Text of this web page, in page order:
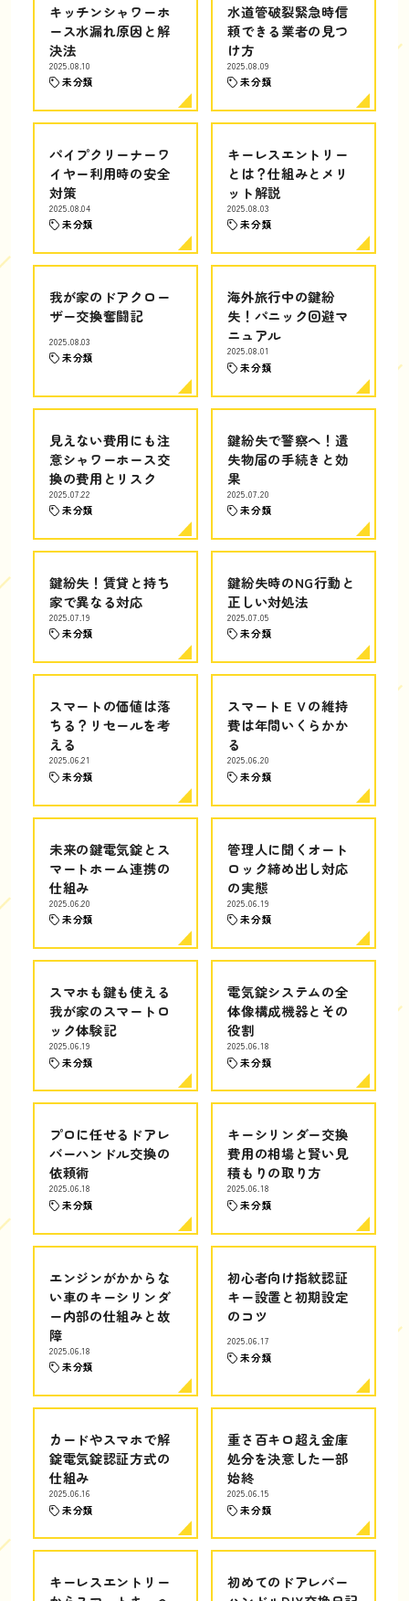
キッチンシャワーホ
ース水漏れ原因と解
決法
2025.08.10
未分類
水道管破裂緊急時信
頼できる業者の見つ
け方
2025.08.09
未分類
パイプクリーナーワ
イヤー利用時の安全
対策
2025.08.04
未分類
キーレスエントリー
とは？仕組みとメリ
ット解説
2025.08.03
未分類
我が家のドアクロー
ザー交換奮闘記
2025.08.03
未分類
海外旅行中の鍵紛
失！パニック回避マ
ニュアル
2025.08.01
未分類
見えない費用にも注
意シャワーホース交
換の費用とリスク
2025.07.22
未分類
鍵紛失で警察へ！遺
失物届の手続きと効
果
2025.07.20
未分類
鍵紛失！賃貸と持ち
家で異なる対応
2025.07.19
未分類
鍵紛失時のNG行動と
正しい対処法
2025.07.05
未分類
スマートの価値は落
ちる？リセールを考
える
2025.06.21
未分類
スマートＥＶの維持
費は年間いくらかか
る
2025.06.20
未分類
未来の鍵電気錠とス
マートホーム連携の
仕組み
2025.06.20
未分類
管理人に聞くオート
ロック締め出し対応
の実態
2025.06.19
未分類
スマホも鍵も使える
我が家のスマートロ
ック体験記
2025.06.19
未分類
電気錠システムの全
体像構成機器とその
役割
2025.06.18
未分類
プロに任せるドアレ
バーハンドル交換の
依頼術
2025.06.18
未分類
キーシリンダー交換
費用の相場と賢い見
積もりの取り方
2025.06.18
未分類
エンジンがかからな
い車のキーシリンダ
ー内部の仕組みと故
障
2025.06.18
未分類
初心者向け指紋認証
キー設置と初期設定
のコツ
2025.06.17
未分類
カードやスマホで解
錠電気錠認証方式の
仕組み
2025.06.16
未分類
重さ百キロ超え金庫
処分を決意した一部
始終
2025.06.15
未分類
キーレスエントリー
初めてのドアレバー